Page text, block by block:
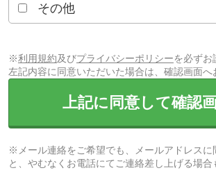
その他
※利用規約及びプライバシーポリシーを必ずお
左記内容に同意いただいた場合は、確認画面へ
上記に同意して確認
※メール連絡をご希望でも、メールアドレスに
と、やむなくお電話にてご連絡差し上げる場合